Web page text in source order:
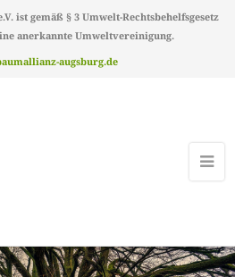
ist gemäß § 3 Umwelt-Rechtsbehelfsgesetz
anerkannte Umweltvereinigung.
augsburg.de